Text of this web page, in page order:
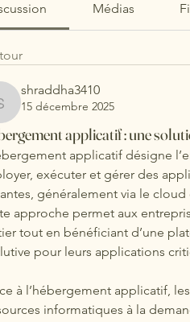
Médias
shraddha3410
15 décembre 2025
applicatif : une
applicatif désigne
exécuter et gérer des
généralement via le
approche permet aux
tout en bénéficiant d’une
pour leurs applications
à l’hébergement applicatif,
informatiques à la